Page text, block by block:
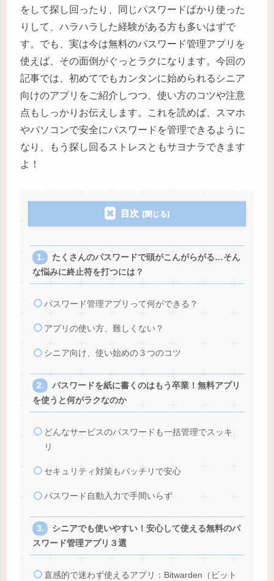
をして探し回ったり、同じパスワードばかり使った
りして、ハラハラした経験がある方も多いはずで
す。でも、実は今は無料のパスワード管理アプリを
使えば、その面倒がぐっとラクになります。今回の
記事では、初めてでもカンタンに始められるシニア
向けのアプリをご紹介しつつ、使い方のコツや注意
点もしっかりお伝えします。これを読めば、スマホ
やパソコンで安全にパスワードを管理できるように
なり、もう探し回るストレスともサヨナラできます
よ！
目次
たくさんのパスワードで頭がこんがらがる…そん
な悩みに終止符を打つには？
パスワード管理アプリって何ができる？
アプリの使い方、難しくない？
シニア向け、使い始めの３つのコツ
パスワードを紙に書くのはもう卒業！無料アプリ
を使うと何がラクなのか
どんなサービスのパスワードも一括管理でスッキ
リ
セキュリティ対策もバッチリで安心
パスワード自動入力で手間いらず
シニアでも使いやすい！安心して使える無料のパ
スワード管理アプリ３選
直感的で迷わず使えるアプリ：Bitwarden（ビット